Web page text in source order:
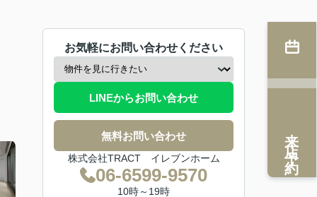
お気軽にお問い合わせください
LINEからお問い合わせ
無料お問い合わせ
株式会社TRACT イレブンホーム
06-6599-9570
10時～19時
来店予約